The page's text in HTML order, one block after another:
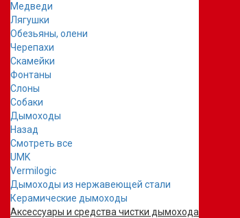
Медведи
Лягушки
Обезьяны, олени
Черепахи
Скамейки
Фонтаны
Слоны
Собаки
Дымоходы
Назад
Смотреть все
UMK
Vermilogic
Дымоходы из нержавеющей стали
Керамические дымоходы
Аксессуары и средства чистки дымохода